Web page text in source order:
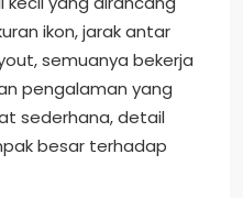
ikon, jarak antar
semuanya bekerja
pengalaman yang
sederhana, detail
besar terhadap